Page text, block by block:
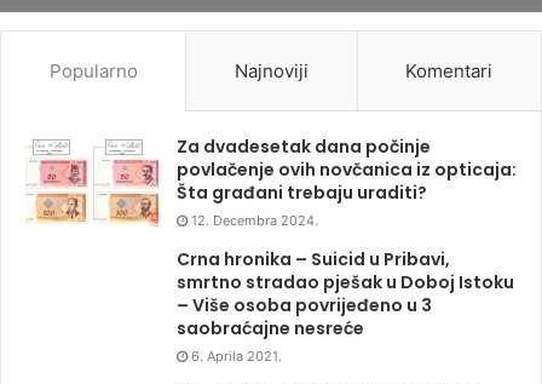
Popularno Najnoviji Komentari
Za dvadesetak dana počinje
povlačenje ovih novčanica iz opticaja:
Šta građani trebaju uraditi?
12. Decembra 2024.
Crna hronika – Suicid u Pribavi,
smrtno stradao pješak u Doboj Istoku
– Više osoba povrijeđeno u 3
saobraćajne nesreće
6. Aprila 2021.